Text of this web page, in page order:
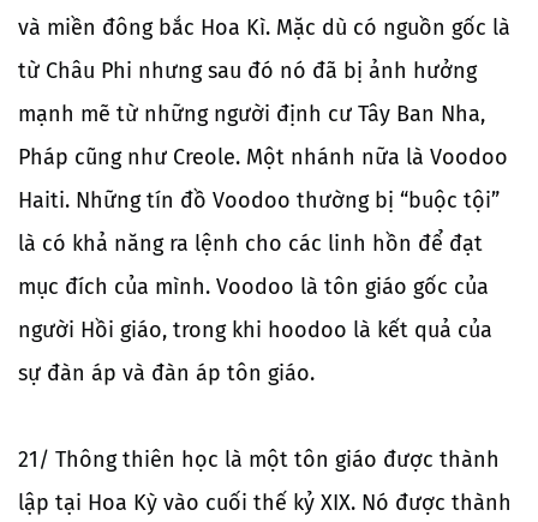
và miền đông bắc Hoa Kì. Mặc dù có nguồn gốc là
từ Châu Phi nhưng sau đó nó đã bị ảnh hưởng
mạnh mẽ từ những người định cư Tây Ban Nha,
Pháp cũng như Creole. Một nhánh nữa là Voodoo
Haiti. Những tín đồ Voodoo thường bị “buộc tội”
là có khả năng ra lệnh cho các linh hồn để đạt
mục đích của mình. Voodoo là tôn giáo gốc của
người Hồi giáo, trong khi hoodoo là kết quả của
sự đàn áp và đàn áp tôn giáo.
21/ Thông thiên học là một tôn giáo được thành
lập tại Hoa Kỳ vào cuối thế kỷ XIX. Nó được thành